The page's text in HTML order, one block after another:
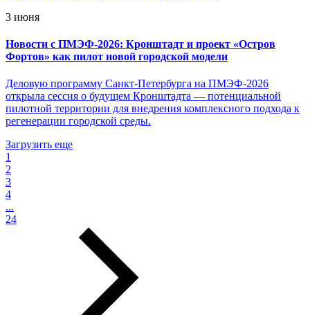
3 июня
Новости с ПМЭФ-2026: Кронштадт и проект «Остров
Фортов» как пилот новой городской модели
Деловую программу Санкт-Петербурга на ПМЭФ-2026
открыла сессия о будущем Кронштадта — потенциальной
пилотной территории для внедрения комплексного подхода к
регенерации городской среды.
Загрузить еще
1
2
3
4
...
24